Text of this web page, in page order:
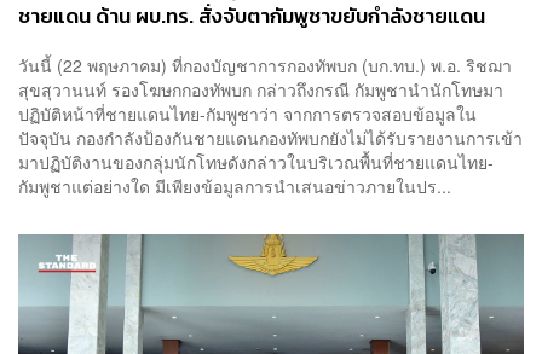
ชายแดน ด้าน ผบ.ทร. สั่งจับตากัมพูชาขยับกำลังชายแดน
วันนี้ (22 พฤษภาคม) ที่กองบัญชาการกองทัพบก (บก.ทบ.) พ.อ. ริชฌา
สุขสุวานนท์ รองโฆษกกองทัพบก กล่าวถึงกรณี กัมพูชานำนักโทษมา
ปฏิบัติหน้าที่ชายแดนไทย-กัมพูชาว่า จากการตรวจสอบข้อมูลใน
ปัจจุบัน กองกำลังป้องกันชายแดนกองทัพบกยังไม่ได้รับรายงานการเข้า
มาปฏิบัติงานของกลุ่มนักโทษดังกล่าวในบริเวณพื้นที่ชายแดนไทย-
กัมพูชาแต่อย่างใด มีเพียงข้อมูลการนำเสนอข่าวภายในปร...